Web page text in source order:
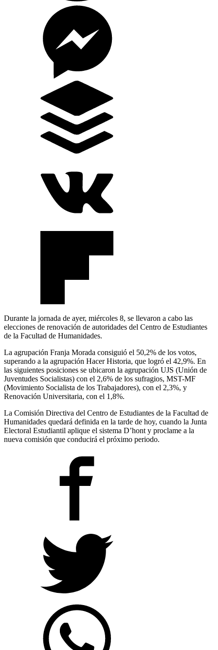
Durante la jornada de ayer, miércoles 8, se llevaron a cabo las
elecciones de renovación de autoridades del Centro de Estudiantes
de la Facultad de Humanidades.
La agrupación Franja Morada consiguió el 50,2% de los votos,
superando a la agrupación Hacer Historia, que logró el 42,9%. En
las siguientes posiciones se ubicaron la agrupación UJS (Unión de
Juventudes Socialistas) con el 2,6% de los sufragios, MST-MF
(Movimiento Socialista de los Trabajadores), con el 2,3%, y
Renovación Universitaria, con el 1,8%.
La Comisión Directiva del Centro de Estudiantes de la Facultad de
Humanidades quedará definida en la tarde de hoy, cuando la Junta
Electoral Estudiantil aplique el sistema D’hont y proclame a la
nueva comisión que conducirá el próximo periodo.